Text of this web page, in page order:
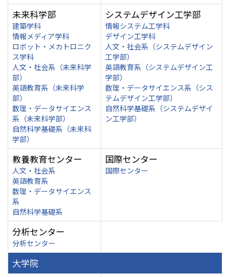
未来科学部
建築学科
情報メディア学科
ロボット・メカトロニク
ス学科
人文・社会系（未来科学
部）
英語教育系（未来科学
部）
数理・データサイエンス
系（未来科学部）
自然科学基礎系（未来科
学部）
システムデザイン工学部
情報システム工学科
デザイン工学科
人文・社会系（システムデザイン
工学部）
英語教育系（システムデザイン工
学部）
数理・データサイエンス系（シス
テムデザイン工学部）
自然科学基礎系（システムデザイ
ン工学部）
教養教育センター
人文・社会系
英語教育系
数理・データサイエンス
系
自然科学基礎系
国際センター
国際センター
分析センター
分析センター
大学院